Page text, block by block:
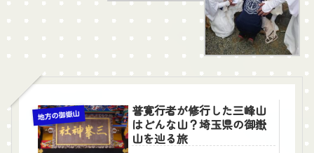
地方の御嶽山
普寛行者が修行した三峰山
はどんな山？埼玉県の御嶽
山を辿る旅